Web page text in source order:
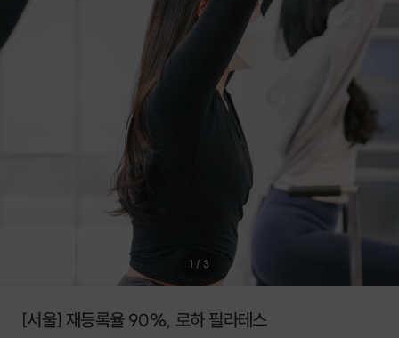
1 / 3
[서울] 재등록율 90%, 로하 필라테스